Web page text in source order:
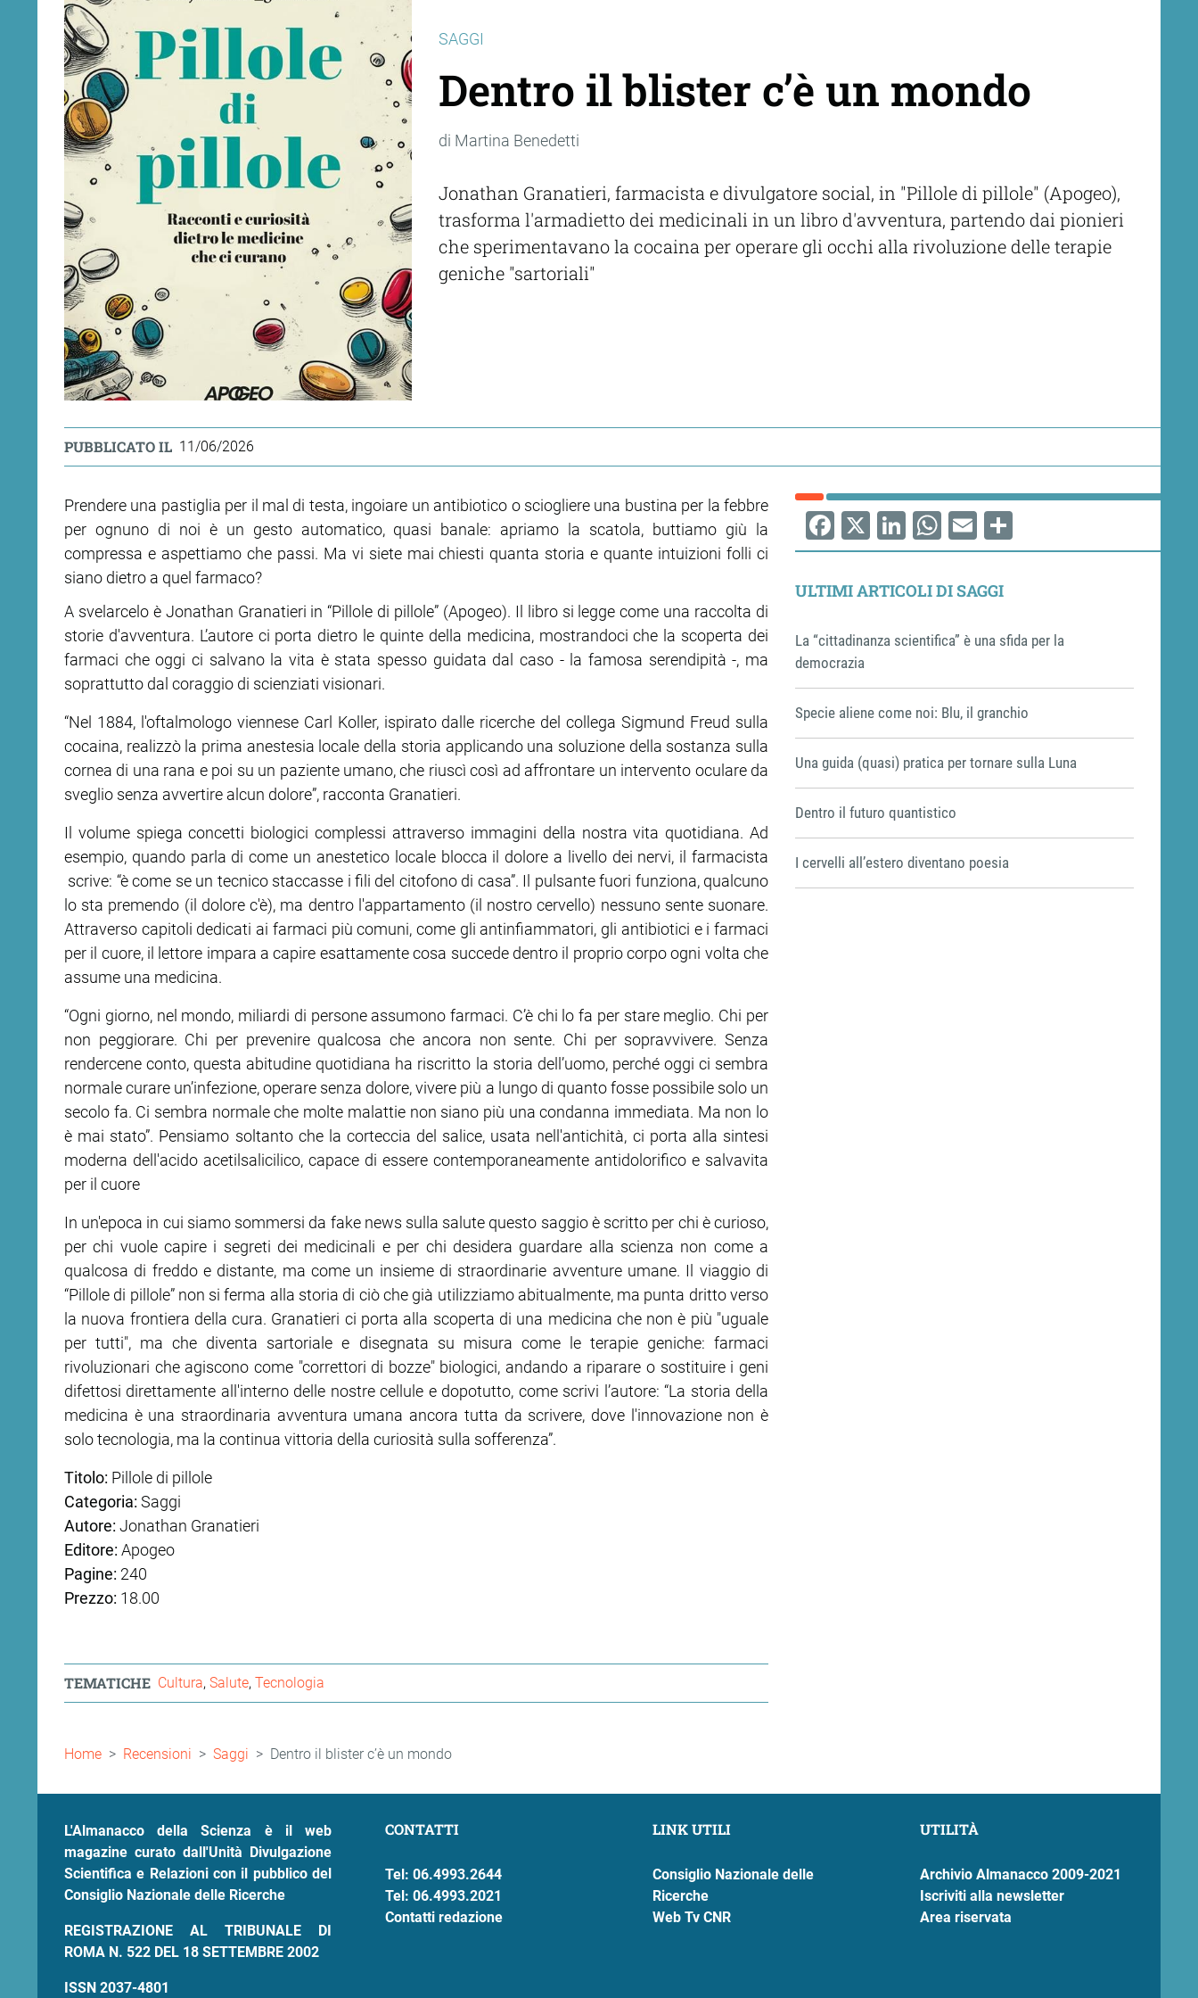
SAGGI
Dentro il blister c’è un mondo
di Martina Benedetti
Jonathan Granatieri, farmacista e divulgatore social, in "Pillole di pillole" (Apogeo),
trasforma l'armadietto dei medicinali in un libro d'avventura, partendo dai pionieri
che sperimentavano la cocaina per operare gli occhi alla rivoluzione delle terapie
geniche "sartoriali"
PUBBLICATO IL 11/06/2026
Prendere una pastiglia per il mal di testa, ingoiare un antibiotico o sciogliere una bustina per la febbre
per ognuno di noi è un gesto automatico, quasi banale: apriamo la scatola, buttiamo giù la
compressa e aspettiamo che passi. Ma vi siete mai chiesti quanta storia e quante intuizioni folli ci
siano dietro a quel farmaco?
A svelarcelo è Jonathan Granatieri in “Pillole di pillole” (Apogeo). Il libro si legge come una raccolta di
storie d'avventura. L’autore ci porta dietro le quinte della medicina, mostrandoci che la scoperta dei
farmaci che oggi ci salvano la vita è stata spesso guidata dal caso - la famosa serendipità -, ma
soprattutto dal coraggio di scienziati visionari.
“Nel 1884, l'oftalmologo viennese Carl Koller, ispirato dalle ricerche del collega Sigmund Freud sulla
cocaina, realizzò la prima anestesia locale della storia applicando una soluzione della sostanza sulla
cornea di una rana e poi su un paziente umano, che riuscì così ad affrontare un intervento oculare da
sveglio senza avvertire alcun dolore”, racconta Granatieri.
Il volume spiega concetti biologici complessi attraverso immagini della nostra vita quotidiana. Ad
esempio, quando parla di come un anestetico locale blocca il dolore a livello dei nervi, il farmacista
scrive: “è come se un tecnico staccasse i fili del citofono di casa”. Il pulsante fuori funziona, qualcuno
lo sta premendo (il dolore c'è), ma dentro l'appartamento (il nostro cervello) nessuno sente suonare.
Attraverso capitoli dedicati ai farmaci più comuni, come gli antinfiammatori, gli antibiotici e i farmaci
per il cuore, il lettore impara a capire esattamente cosa succede dentro il proprio corpo ogni volta che
assume una medicina.
“Ogni giorno, nel mondo, miliardi di persone assumono farmaci. C’è chi lo fa per stare meglio. Chi per
non peggiorare. Chi per prevenire qualcosa che ancora non sente. Chi per sopravvivere. Senza
rendercene conto, questa abitudine quotidiana ha riscritto la storia dell’uomo, perché oggi ci sembra
normale curare un’infezione, operare senza dolore, vivere più a lungo di quanto fosse possibile solo un
secolo fa. Ci sembra normale che molte malattie non siano più una condanna immediata. Ma non lo
è mai stato”. Pensiamo soltanto che la corteccia del salice, usata nell'antichità, ci porta alla sintesi
moderna dell'acido acetilsalicilico, capace di essere contemporaneamente antidolorifico e salvavita
per il cuore
In un'epoca in cui siamo sommersi da fake news sulla salute questo saggio è scritto per chi è curioso,
per chi vuole capire i segreti dei medicinali e per chi desidera guardare alla scienza non come a
qualcosa di freddo e distante, ma come un insieme di straordinarie avventure umane. Il viaggio di
“Pillole di pillole” non si ferma alla storia di ciò che già utilizziamo abitualmente, ma punta dritto verso
la nuova frontiera della cura. Granatieri ci porta alla scoperta di una medicina che non è più "uguale
per tutti", ma che diventa sartoriale e disegnata su misura come le terapie geniche: farmaci
rivoluzionari che agiscono come "correttori di bozze" biologici, andando a riparare o sostituire i geni
difettosi direttamente all'interno delle nostre cellule e dopotutto, come scrivi l’autore: “La storia della
medicina è una straordinaria avventura umana ancora tutta da scrivere, dove l'innovazione non è
solo tecnologia, ma la continua vittoria della curiosità sulla sofferenza”.
Titolo: Pillole di pillole
Categoria: Saggi
Autore: Jonathan Granatieri
Editore: Apogeo
Pagine: 240
Prezzo: 18.00
TEMATICHE Cultura Salute Tecnologia
Facebook
X LinkedIn
WhatsApp
EmailShare
ULTIMI ARTICOLI DI SAGGI
La “cittadinanza scientifica” è una sfida per la
democrazia
Specie aliene come noi: Blu, il granchio
Una guida (quasi) pratica per tornare sulla Luna
Dentro il futuro quantistico
I cervelli all’estero diventano poesia
Briciole
Home Recensioni Saggi Dentro il blister c’è un mondo
L'Almanacco della Scienza è il web
magazine curato dall'Unità Divulgazione
Scientifica e Relazioni con il pubblico del
Consiglio Nazionale delle Ricerche
REGISTRAZIONE AL TRIBUNALE DI
ROMA N. 522 DEL 18 SETTEMBRE 2002
ISSN 2037-4801
CONTATTI
Tel: 06.4993.2644
Tel: 06.4993.2021
Contatti redazione
LINK UTILI
Consiglio Nazionale delle
Ricerche
Web Tv CNR
UTILITÀ
Archivio Almanacco 2009-2021
Iscriviti alla newsletter
Area riservata